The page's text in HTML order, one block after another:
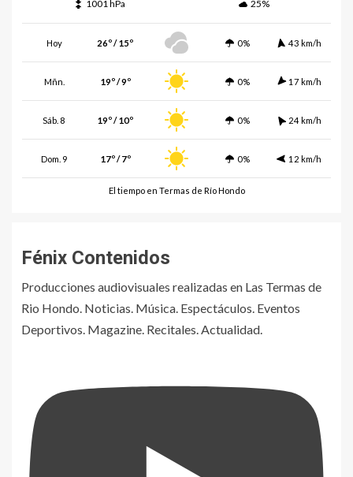
1001 hPa 25%
Hoy 26º / 15º 0% 43 km/h
Mñn. 19º / 9º 0% 17 km/h
Sáb. 8 19º / 10º 0% 24 km/h
Dom. 9 17º / 7º 0% 12 km/h
El tiempo en Termas de Río Hondo
Fénix Contenidos
Producciones audiovisuales realizadas en Las Termas de
Rio Hondo. Noticias. Música. Espectáculos. Eventos
Deportivos. Magazine. Recitales. Actualidad.